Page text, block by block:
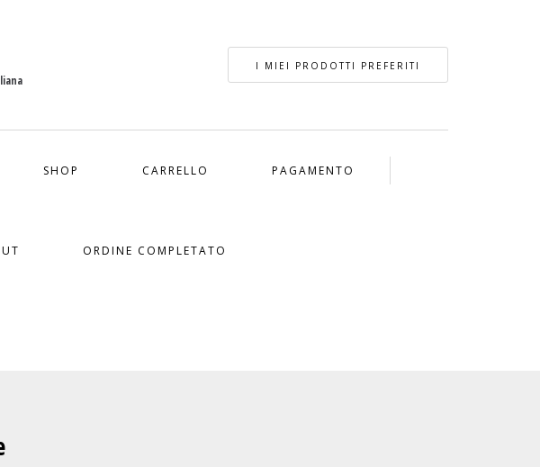
I MIEI PRODOTTI PREFERITI
SHOP CARRELLO PAGAMENTO
ORDINE COMPLETATO